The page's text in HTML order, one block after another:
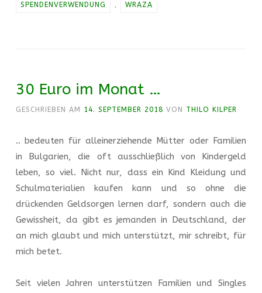
SPENDENVERWENDUNG , WRAZA
30 Euro im Monat …
GESCHRIEBEN AM 14. SEPTEMBER 2018 VON THILO KILPER
.. bedeuten für alleinerziehende Mütter oder Familien
in Bulgarien, die oft ausschließlich von Kindergeld
leben, so viel. Nicht nur, dass ein Kind Kleidung und
Schulmaterialien kaufen kann und so ohne die
drückenden Geldsorgen lernen darf, sondern auch die
Gewissheit, da gibt es jemanden in Deutschland, der
an mich glaubt und mich unterstützt, mir schreibt, für
mich betet.
Seit vielen Jahren unterstützen Familien und Singles